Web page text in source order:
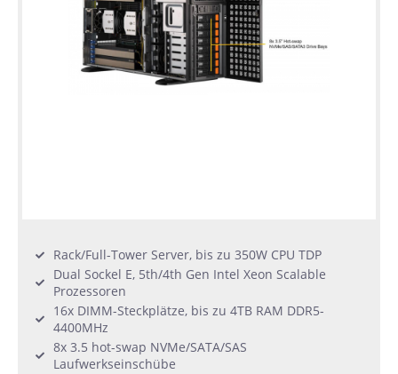
Rack/Full-Tower Server, bis zu 350W CPU TDP
Dual Sockel E, 5th/4th Gen Intel Xeon Scalable
Prozessoren
16x DIMM-Steckplätze, bis zu 4TB RAM DDR5-
4400MHz
8x 3.5 hot-swap NVMe/SATA/SAS
Laufwerkseinschübe